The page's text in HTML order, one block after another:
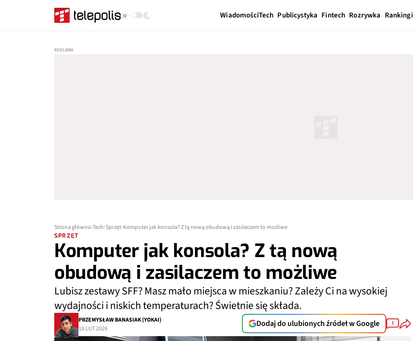
WiadomościTech Publicystyka Fintech Rozrywka Rankingi
Strona główna Tech Sprzęt Komputer jak konsola? Z tą nową obudową i zasilaczem to możliwe
SPRZĘT
Komputer jak konsola? Z tą nową
obudową i zasilaczem to możliwe
Lubisz zestawy SFF? Masz mało miejsca w mieszkaniu? Zależy Ci na wysokiej
wydajności i niskich temperaturach? Świetnie się składa.
PRZEMYSŁAW BANASIAK (YOKAI)
18 LUT 2026
Dodaj do ulubionych źródeł w Google 1